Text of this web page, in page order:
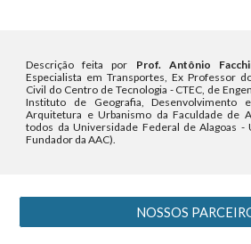
Descrição feita por Prof. Antônio
Especialista em Transportes, Ex Professor
Civil do Centro de Tecnologia - CTEC, de
Instituto de Geografia,
Arquitetura e Urbanismo da Faculdade de
todos da Universidade Federal de Alagoas -
Fundador da AAC).
NOSSOS